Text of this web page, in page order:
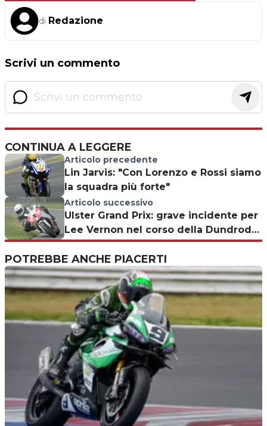
di Redazione
Scrivi un commento
CONTINUA A LEGGERE
Articolo precedente
Lin Jarvis: "Con Lorenzo e Rossi siamo
la squadra più forte"
Articolo successivo
Ulster Grand Prix: grave incidente per
Lee Vernon nel corso della Dundrod
150
POTREBBE ANCHE PIACERTI